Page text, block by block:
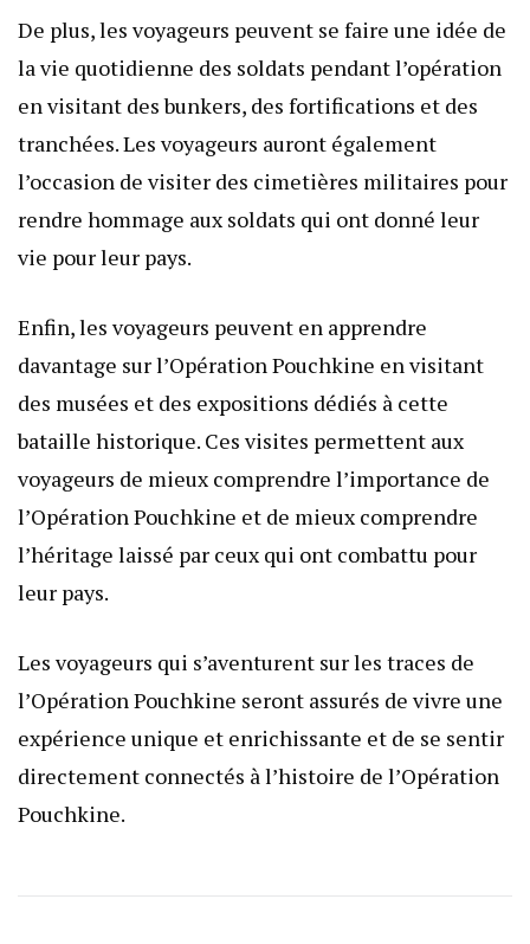
De plus, les voyageurs peuvent se faire une idée de
la vie quotidienne des soldats pendant l’opération
en visitant des bunkers, des fortifications et des
tranchées. Les voyageurs auront également
l’occasion de visiter des cimetières militaires pour
rendre hommage aux soldats qui ont donné leur
vie pour leur pays.
Enfin, les voyageurs peuvent en apprendre
davantage sur l’Opération Pouchkine en visitant
des musées et des expositions dédiés à cette
bataille historique. Ces visites permettent aux
voyageurs de mieux comprendre l’importance de
l’Opération Pouchkine et de mieux comprendre
l’héritage laissé par ceux qui ont combattu pour
leur pays.
Les voyageurs qui s’aventurent sur les traces de
l’Opération Pouchkine seront assurés de vivre une
expérience unique et enrichissante et de se sentir
directement connectés à l’histoire de l’Opération
Pouchkine.